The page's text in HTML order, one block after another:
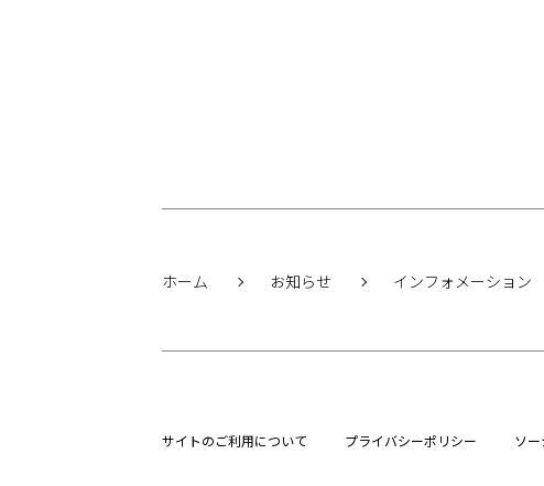
ホーム お知らせ インフォメーション
サイトのご利用について プライバシーポリシー ソ